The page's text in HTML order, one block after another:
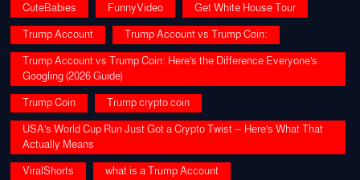
CuteBabies
FunnyVideo
Get White House Tour
Trump Account
Trump Account vs Trump Coin:
Trump Account vs Trump Coin: Here's the Difference Everyone's
Googling (2026 Guide)
Trump Coin
Trump crypto coin
USA's World Cup Run Just Got a Crypto Twist — Here's What That
Actually Means
ViralShorts
what is a Trump Account